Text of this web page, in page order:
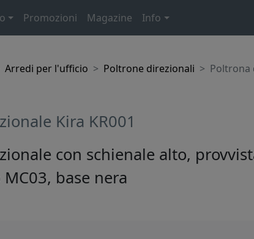
Promozioni Magazine Info
Arredi per l'ufficio Poltrone direzionali Poltrona
Kira KR001
con schienale alto,
base nera